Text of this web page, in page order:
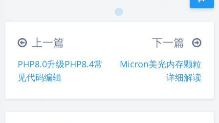
上一篇
PHP8.0升级PHP8.4常
见代码编辑
下一篇
Micron美光内存颗粒
详细解读